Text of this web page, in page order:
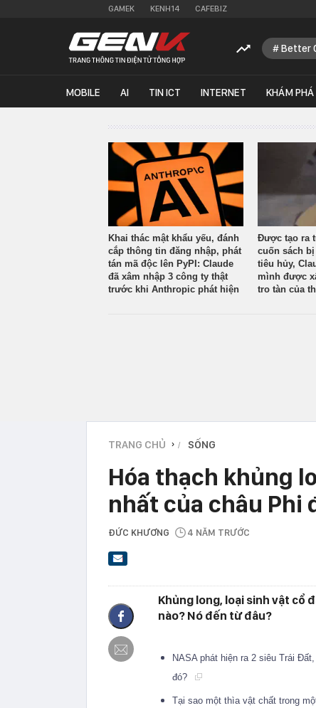
GAMEK KENH14 CAFEBIZ
Better
MOBILE AI TIN ICT INTERNET KHÁM PHÁ
Khai thác mật khẩu yếu, đánh
cắp thông tin đăng nhập, phát
tán mã độc lên PyPI: Claude
đã xâm nhập 3 công ty thật
trước khi Anthropic phát hiện
Được tạo ra
cuốn sách
tiêu hủy,
mình được
tro tàn của
TRANG CHỦ › SỐNG
Hóa thạch khủng
nhất của châu Phi
ĐỨC KHƯƠNG 4 NĂM TRƯỚC
Khủng long, loại sinh vật cổ
nào? Nó đến từ đâu?
NASA phát hiện ra 2 siêu Trái
đó?
Tại sao một thìa vật chất trong